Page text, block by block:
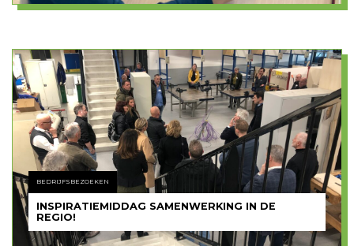
BEDRIJFSBEZOEKEN
INSPIRATIEMIDDAG SAMENWERKING IN DE
REGIO!